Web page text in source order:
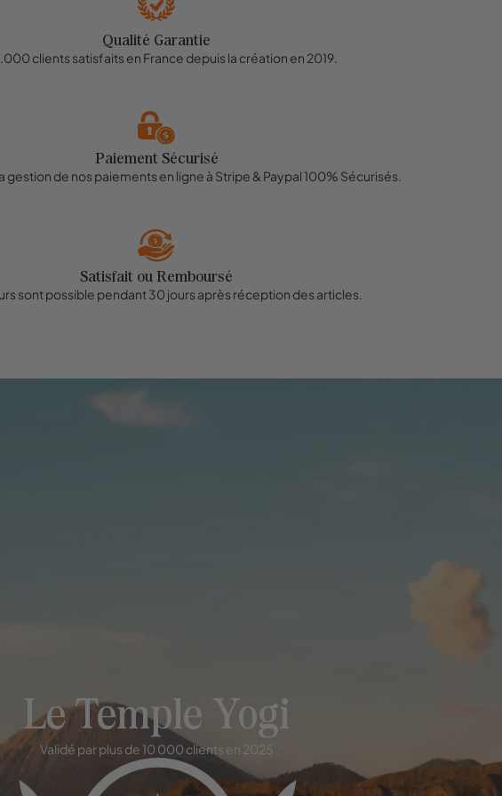
Qualité Garantie
clients satisfaits en France depuis la création en 2019.
Paiement Sécurisé
gestion de nos paiements en ligne à Stripe & Paypal 100% Sécurisés.
Satisfait ou Remboursé
sont possible pendant 30 jours après réception des articles.
Le Temple Yogi
Validé par plus de 10 000 clients en 2025